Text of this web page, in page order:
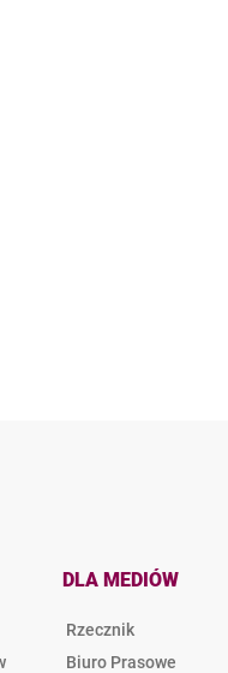
DLA MEDIÓW
Rzecznik
Biuro Prasowe